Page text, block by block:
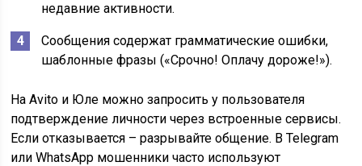
недавние активности.
Сообщения содержат грамматические ошибки,
шаблонные фразы («Срочно! Оплачу дороже!»).
На Avito и Юле можно запросить у пользователя
подтверждение личности через встроенные сервисы.
Если отказывается – разрывайте общение. В Telegram
или WhatsApp мошенники часто используют